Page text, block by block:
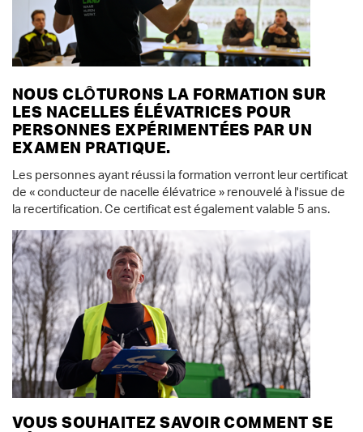
NOUS CLÔTURONS LA FORMATION SUR
LES NACELLES ÉLÉVATRICES POUR
PERSONNES EXPÉRIMENTÉES PAR UN
EXAMEN PRATIQUE.
Les personnes ayant réussi la formation verront leur certificat
de « conducteur de nacelle élévatrice » renouvelé à l'issue de
la recertification. Ce certificat est également valable 5 ans.
VOUS SOUHAITEZ SAVOIR COMMENT SE